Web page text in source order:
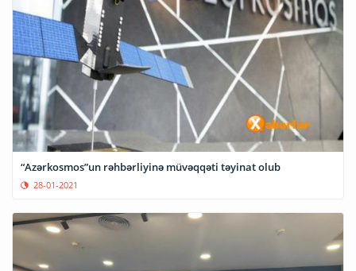
“Azərkosmos”un rəhbərliyinə müvəqqəti təyinat olub
28-01-2021